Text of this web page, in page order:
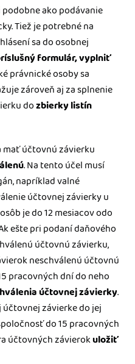
ako podávanie
Tiež je potrebné na
sa do osobnej
formulár, vyplniť
právnické osoby sa
zároveň aj za splnenie
dozbierky listín
mať účtovnú závierku
. Na tento účel musí
napríklad valné
účtovnej závierky u
je do 12 mesiacov odo
ešte pri podaní daňového
účtovnú závierku,
neschválenú účtovnú
pracovných dní do neho
účtovnej závierky.
účtovnej závierke do jej
do 15 pracovných
účtovných závierokuložiť